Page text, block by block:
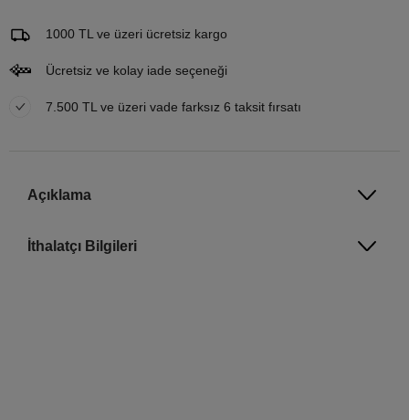
1000 TL ve üzeri ücretsiz kargo
Ücretsiz ve kolay iade seçeneği
7.500 TL ve üzeri vade farksız 6 taksit fırsatı
Açıklama
İthalatçı Bilgileri